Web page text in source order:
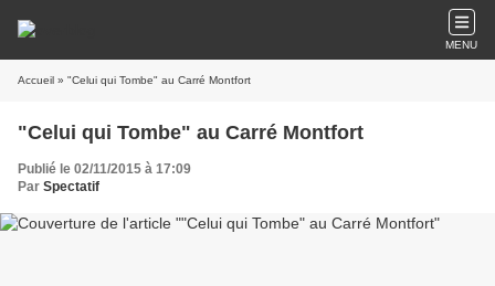
MENU
Accueil » "Celui qui Tombe" au Carré Montfort
"Celui qui Tombe" au Carré Montfort
Publié le 02/11/2015 à 17:09
Par Spectatif